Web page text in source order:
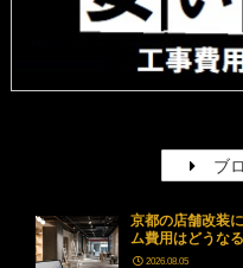
ブ
京都の店舗改装
ム費用はどうなる
2026.08.05